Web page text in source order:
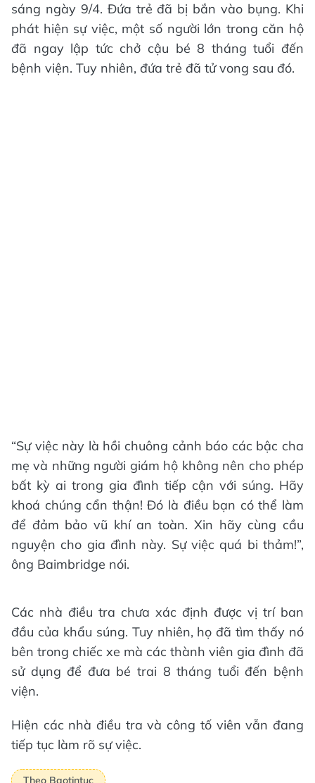
sáng ngày 9/4. Đứa trẻ đã bị bắn vào bụng. Khi
phát hiện sự việc, một số người lớn trong căn hộ
đã ngay lập tức chở cậu bé 8 tháng tuổi đến
bệnh viện. Tuy nhiên, đứa trẻ đã tử vong sau đó.
“Sự việc này là hồi chuông cảnh báo các bậc cha
mẹ và những người giám hộ không nên cho phép
bất kỳ ai trong gia đình tiếp cận với súng. Hãy
khoá chúng cẩn thận! Đó là điều bạn có thể làm
để đảm bảo vũ khí an toàn. Xin hãy cùng cầu
nguyện cho gia đình này. Sự việc quá bi thảm!”,
ông Baimbridge nói.
Các nhà điều tra chưa xác định được vị trí ban
đầu của khẩu súng. Tuy nhiên, họ đã tìm thấy nó
bên trong chiếc xe mà các thành viên gia đình đã
sử dụng để đưa bé trai 8 tháng tuổi đến bệnh
viện.
Hiện các nhà điều tra và công tố viên vẫn đang
tiếp tục làm rõ sự việc.
Theo Baotintuc